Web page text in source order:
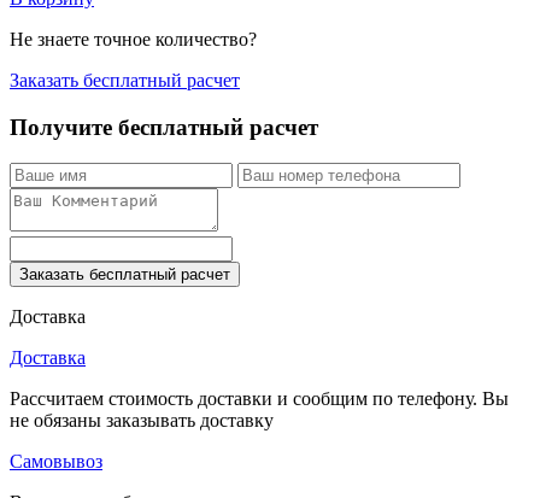
Не знаете точное количество?
Заказать бесплатный расчет
Получите бесплатный расчет
Заказать бесплатный расчет
Доставка
Доставка
Рассчитаем стоимость доставки и сообщим по телефону. Вы
не обязаны заказывать доставку
Самовывоз